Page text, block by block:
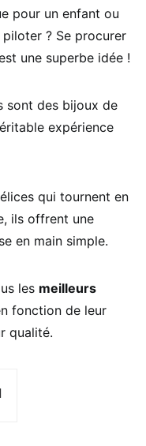
pour un enfant ou
? Se procurer
une superbe idée !
sont des bijoux de
expérience
qui tournent en
ils offrent une
en main simple.
les meilleurs
fonction de leur
qualité.